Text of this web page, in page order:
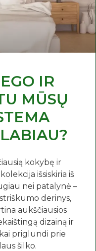
IR
MŪSŲ
kokybę ir
išsiskiria iš
nei patalynė –
derinys,
aukščiausios
dizainą ir
priglundi prie
šilko.